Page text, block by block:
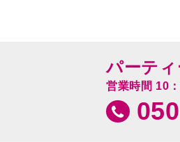
パーテ
営業時間 10